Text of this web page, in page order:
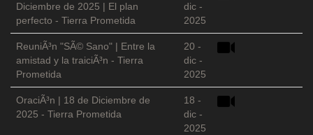
Diciembre de 2025 | El plan
perfecto - Tierra Prometida
dic -
2025
ReuniÃ³n "SÃ© Sano" | Entre la
amistad y la traiciÃ³n - Tierra
Prometida
20 -
dic -
2025
OraciÃ³n | 18 de Diciembre de
2025 - Tierra Prometida
18 -
dic -
2025